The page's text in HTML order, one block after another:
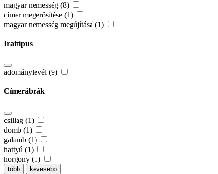
magyar nemesség (8)
címer megerősítése (1)
magyar nemesség megújítása (1)
Irattípus
adománylevél (9)
Címerábrák
csillag (1)
domb (1)
galamb (1)
hattyú (1)
horgony (1)
több kevesebb